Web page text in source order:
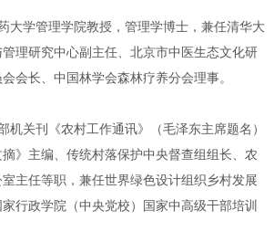
大学管理学院教授，管理学博士，兼任清华大
理研究中心副主任、北京市中医生态文化研
会长、中国林学会森林疗养分会理事。
机关刊《农村工作通讯》（毛泽东主席题名）
》主编、传统村落保护中央督查组组长、农
主任等职，兼任世界绿色设计组织乡村发展
行政学院（中央党校）国家中高级干部培训